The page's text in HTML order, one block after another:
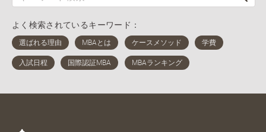
よく検索されているキーワード：